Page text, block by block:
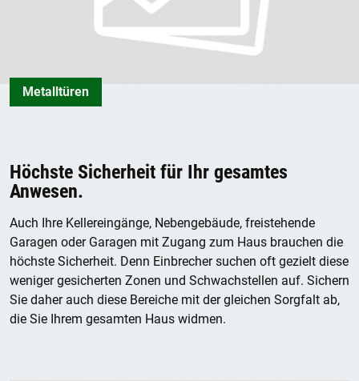
Metalltüren
Höchste Sicherheit für Ihr gesamtes
Anwesen.
Auch Ihre Kellereingänge, Nebengebäude, freistehende
Garagen oder Garagen mit Zugang zum Haus brauchen die
höchste Sicherheit. Denn Einbrecher suchen oft gezielt diese
weniger gesicherten Zonen und Schwachstellen auf. Sichern
Sie daher auch diese Bereiche mit der gleichen Sorgfalt ab,
die Sie Ihrem gesamten Haus widmen.